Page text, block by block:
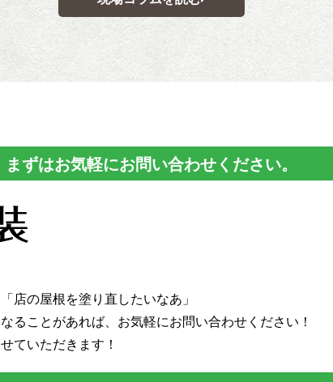
まずはお気軽にお問い合わせください。
店の屋根を塗り直したいなあ」
ることがあれば、 お気軽にお問い合わせください！
ていただきます！